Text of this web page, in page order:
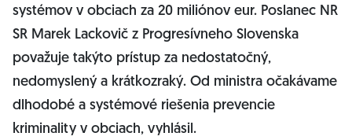
systémov v obciach za 20 miliónov eur. Poslanec NR
SR Marek Lackovič z Progresívneho Slovenska
považuje takýto prístup za nedostatočný,
nedomyslený a krátkozraký. Od ministra očakávame
dlhodobé a systémové riešenia prevencie
kriminality v obciach, vyhlásil.